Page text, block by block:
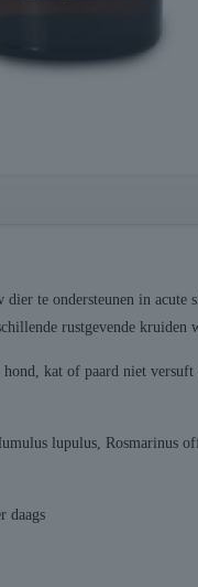
te ondersteunen in
rustgevende kruiden
kat of paard niet
lupulus, Rosmarinus
daags